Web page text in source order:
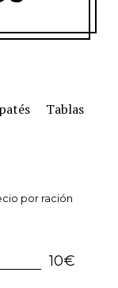
Tablas
por ración
10€